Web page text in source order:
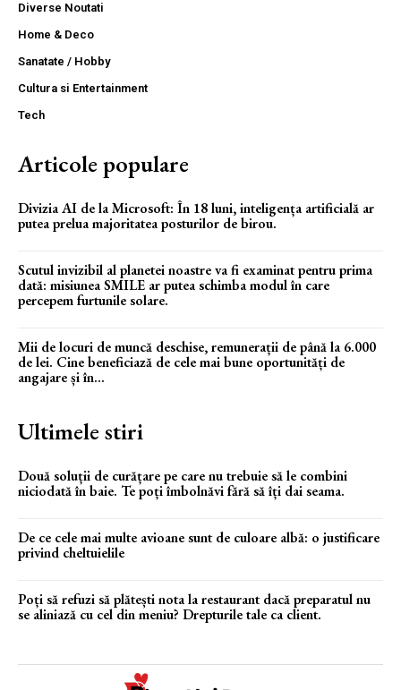
Diverse Noutati
Home & Deco
Sanatate / Hobby
Cultura si Entertainment
Tech
Articole populare
Divizia AI de la Microsoft: În 18 luni, inteligența artificială ar
putea prelua majoritatea posturilor de birou.
Scutul invizibil al planetei noastre va fi examinat pentru prima
dată: misiunea SMILE ar putea schimba modul în care
percepem furtunile solare.
Mii de locuri de muncă deschise, remunerații de până la 6.000
de lei. Cine beneficiază de cele mai bune oportunități de
angajare și în...
Ultimele stiri
Două soluții de curățare pe care nu trebuie să le combini
niciodată în baie. Te poți îmbolnăvi fără să îți dai seama.
De ce cele mai multe avioane sunt de culoare albă: o justificare
privind cheltuielile
Poți să refuzi să plătești nota la restaurant dacă preparatul nu
se aliniază cu cel din meniu? Drepturile tale ca client.